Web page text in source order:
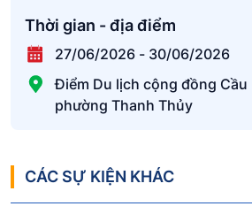
Thời gian - địa điểm
27/06/2026 - 30/06/2026
Điểm Du lịch cộng đồng Cầu
phường Thanh Thủy
CÁC SỰ KIỆN KHÁC
Sự kiện sắp diễn ra